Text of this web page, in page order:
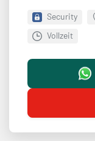
Security
Vollzeit